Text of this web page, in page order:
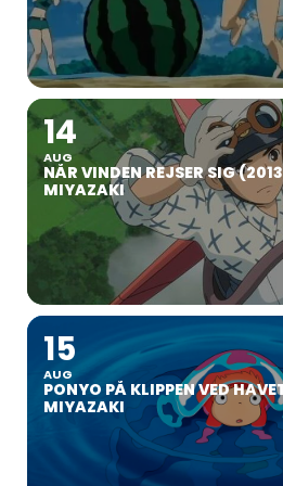
14
AUG
NÅR VINDEN REJSER SIG
MIYAZAKI
15
AUG
PONYO PÅ KLIPPEN VED
MIYAZAKI